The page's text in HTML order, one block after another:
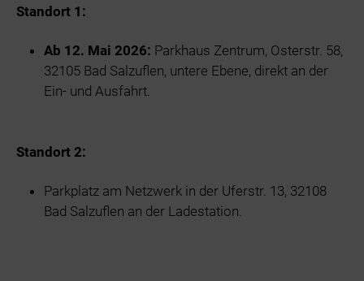
Standort 1:
Ab 12. Mai 2026: Parkhaus Zentrum, Osterstr. 58,
32105 Bad Salzuflen, untere Ebene, direkt an der
Ein- und Ausfahrt.
Standort 2:
Parkplatz am Netzwerk in der Uferstr. 13, 32108
Bad Salzuflen an der Ladestation.